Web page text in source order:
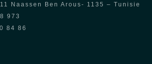
Naassen Ben Arous- 1135 – Tunisie
973
84 86